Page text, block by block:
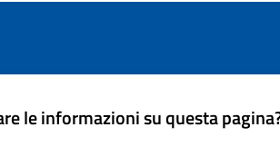
le informazioni su questa